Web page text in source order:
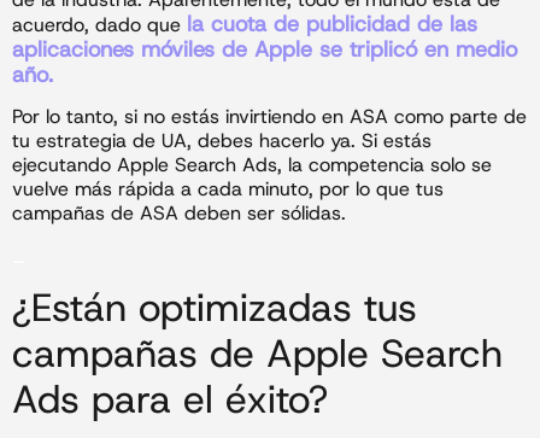
acuerdo, dado que la cuota de publicidad de las
aplicaciones móviles de Apple se triplicó en medio
año.
Por lo tanto, si no estás invirtiendo en ASA como parte de
tu estrategia de UA, debes hacerlo ya. Si estás
ejecutando Apple Search Ads, la competencia solo se
vuelve más rápida a cada minuto, por lo que tus
campañas de ASA deben ser sólidas.
¿Están optimizadas tus
campañas de Apple Search
Ads para el éxito?